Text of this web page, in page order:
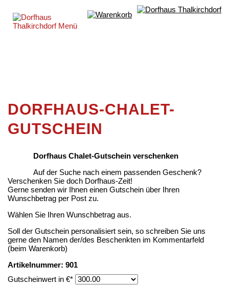
DORFHAUS-CHALET-
GUTSCHEIN
Dorfhaus Chalet-Gutschein verschenken
Auf der Suche nach einem passenden Geschenk?
Verschenken Sie doch Dorfhaus-Zeit!
Gerne senden wir Ihnen einen Gutschein über Ihren
Wunschbetrag per Post zu.
Wählen Sie Ihren Wunschbetrag aus.
Soll der Gutschein personalisiert sein, so schreiben Sie uns
gerne den Namen der/des Beschenkten im Kommentarfeld
(beim Warenkorb)
Artikelnummer: 901
Pflichtfeld
Gutscheinwert in €*